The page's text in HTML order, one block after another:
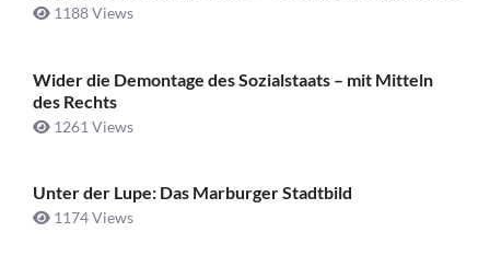
1188 Views
Wider die Demontage des Sozialstaats – mit Mitteln
des Rechts
1261 Views
Unter der Lupe: Das Marburger Stadtbild
1174 Views